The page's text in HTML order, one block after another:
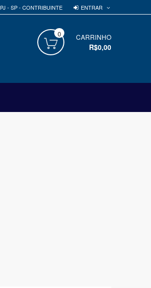
PJ - SP - CONTRIBUINTE ENTRAR
CARRINHO
0
R$0,00